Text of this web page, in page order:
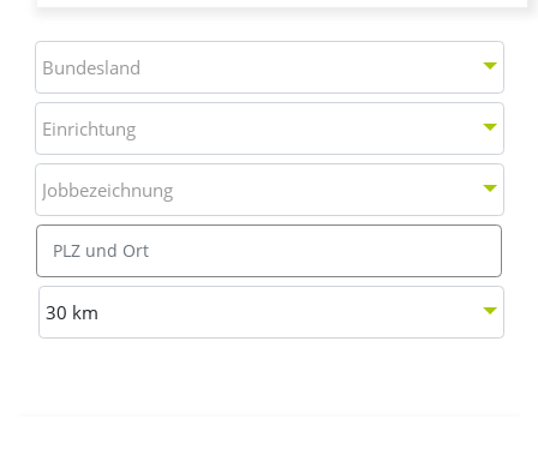
Bundesland
Bundesland
Einrichtung
Einrichtung
Jobbezeichnung
Jobbezeichnung
Ort
Entfernung wählen
30 km